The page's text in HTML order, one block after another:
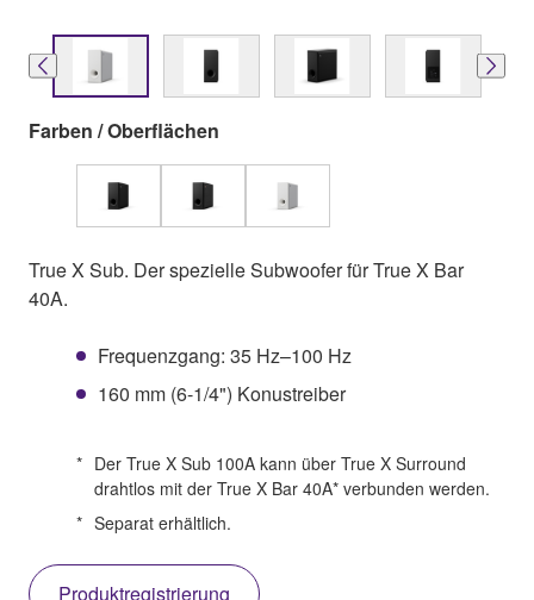
Farben / Oberflächen
True X Sub. Der spezielle Subwoofer für True X Bar
40A.
Frequenzgang: 35 Hz–100 Hz
160 mm (6-1/4") Konustreiber
* Der True X Sub 100A kann über True X Surround
drahtlos mit der True X Bar 40A* verbunden werden.
* Separat erhältlich.
Produktregistrierung